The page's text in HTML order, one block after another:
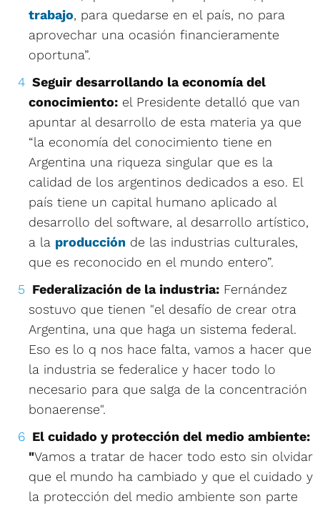
trabajo, para quedarse en el país, no para
aprovechar una ocasión financieramente
oportuna”.
Seguir desarrollando la economía del
conocimiento: el Presidente detalló que van
apuntar al desarrollo de esta materia ya que
“la economía del conocimiento tiene en
Argentina una riqueza singular que es la
calidad de los argentinos dedicados a eso. El
país tiene un capital humano aplicado al
desarrollo del software, al desarrollo artístico,
a la producción de las industrias culturales,
que es reconocido en el mundo entero”.
Federalización de la industria: Fernández
sostuvo que tienen "el desafío de crear otra
Argentina, una que haga un sistema federal.
Eso es lo q nos hace falta, vamos a hacer que
la industria se federalice y hacer todo lo
necesario para que salga de la concentración
bonaerense".
El cuidado y protección del medio ambiente:
"Vamos a tratar de hacer todo esto sin olvidar
que el mundo ha cambiado y que el cuidado y
la protección del medio ambiente son parte